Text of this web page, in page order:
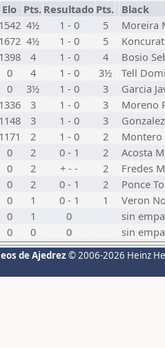
Elo Pts. Resultado Pts. Black
1542 4½ 1 - 0 5
Moreira
1672 4½ 1 - 0 5
1398 4 1 - 0 4
Bosio
0 4 1 - 0 3½
Tell
0 3½ 1 - 0 3
Garcia
1336 3 1 - 0 3
Moreno
1148 3 1 - 0 3
1171 2 1 - 0 2
Montero
0 2 0 - 1 2
Acosta
0 2 + - - 2
Fredes
0 2 0 - 1 2
Ponce
0 1 0 - 1 1
Veron
0 1 0
sin
0 0 0 sin
de Ajedrez © 2006-2026 Heinz